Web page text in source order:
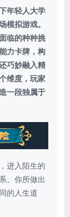
年轻人大学
模拟游戏。
临的种种挑
力卡牌，构
巧妙融入精
维度，玩家
一段独属于
进入陌生的
。你所做出
的人生道